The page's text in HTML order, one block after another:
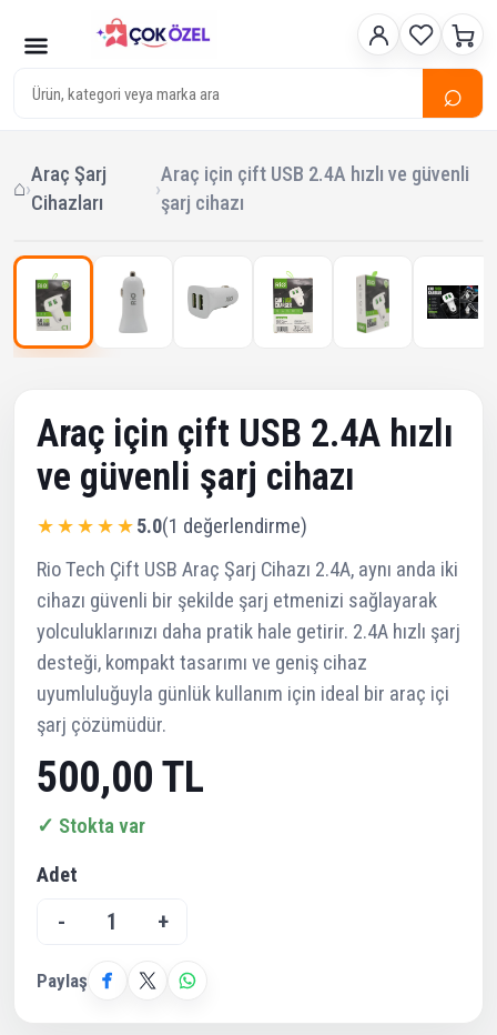
⌕
⌂›
Araç Şarj
Cihazları
›
Araç için çift USB 2.4A hızlı ve güvenli
şarj cihazı
Çok Satan
1
Araç için çift USB 2.4A hızlı
ve güvenli şarj cihazı
★★★★★5.0(1 değerlendirme)
Rio Tech Çift USB Araç Şarj Cihazı 2.4A, aynı anda iki
cihazı güvenli bir şekilde şarj etmenizi sağlayarak
yolculuklarınızı daha pratik hale getirir. 2.4A hızlı şarj
desteği, kompakt tasarımı ve geniş cihaz
uyumluluğuyla günlük kullanım için ideal bir araç içi
şarj çözümüdür.
500,00 TL
✓ Stokta var
Adet
- 1 +
Paylaş